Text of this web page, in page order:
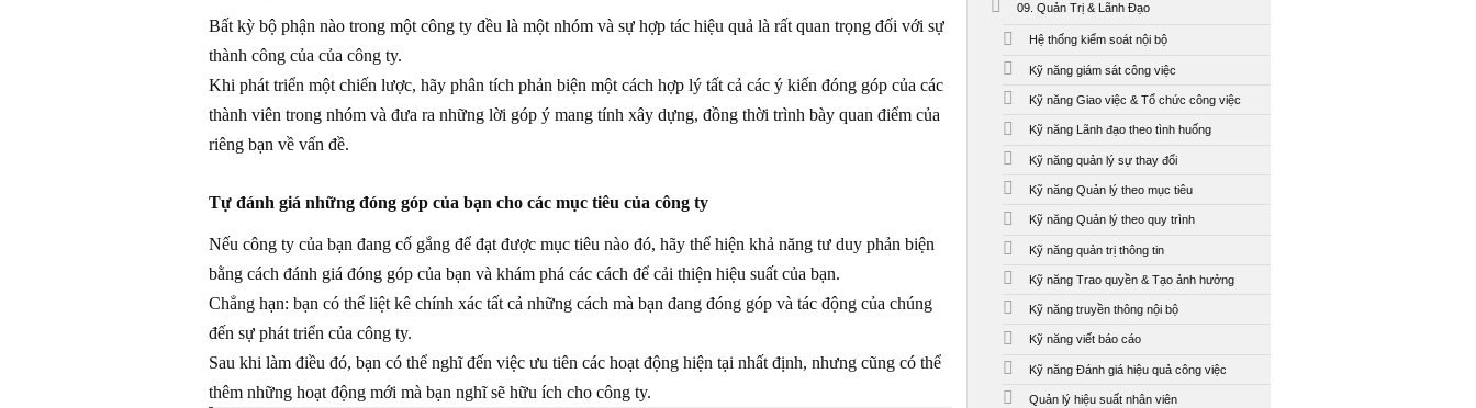
Bất kỳ bộ phận nào trong một công ty đều là một nhóm và sự hợp tác hiệu quả là rất quan trọng đối với sự
thành công của của công ty.
Khi phát triển một chiến lược, hãy phân tích phản biện một cách hợp lý tất cả các ý kiến ​​đóng góp của các
thành viên trong nhóm và đưa ra những lời góp ý mang tính xây dựng, đồng thời trình bày quan điểm của
riêng bạn về vấn đề.
Tự đánh giá những đóng góp của bạn cho các mục tiêu của công ty
Nếu công ty của bạn đang cố gắng để đạt được mục tiêu nào đó, hãy thể hiện khả năng tư duy phản biện
bằng cách đánh giá đóng góp của bạn và khám phá các cách để cải thiện hiệu suất của bạn.
Chẳng hạn: bạn có thể liệt kê chính xác tất cả những cách mà bạn đang đóng góp và tác động của chúng
đến sự phát triển của công ty.
Sau khi làm điều đó, bạn có thể nghĩ đến việc ưu tiên các hoạt động hiện tại nhất định, nhưng cũng có thể
thêm những hoạt động mới mà bạn nghĩ sẽ hữu ích cho công ty.
09. Quản Trị & Lãnh Đạo
Hệ thống kiểm soát nội bộ
Kỹ năng giám sát công việc
Kỹ năng Giao việc & Tổ chức công việc
Kỹ năng Lãnh đạo theo tình huống
Kỹ năng quản lý sự thay đổi
Kỹ năng Quản lý theo mục tiêu
Kỹ năng Quản lý theo quy trình
Kỹ năng quản trị thông tin
Kỹ năng Trao quyền & Tạo ảnh hưởng
Kỹ năng truyền thông nội bộ
Kỹ năng viết báo cáo
Kỹ năng Đánh giá hiệu quả công việc
Quản lý hiệu suất nhân viên